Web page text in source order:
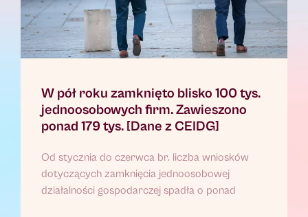
W pół roku zamknięto blisko 100 tys.
jednoosobowych firm. Zawieszono
ponad 179 tys. [Dane z CEIDG]
Od stycznia do czerwca br. liczba wniosków
dotyczących zamknięcia jednoosobowej
działalności gospodarczej spadła o ponad